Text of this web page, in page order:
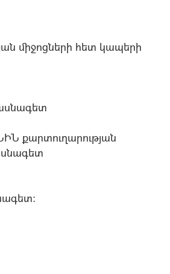
միջոցների հետ կապերի
քարտուղարության